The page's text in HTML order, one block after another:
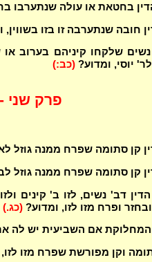
בחטאת או עולה שנתערבו
חובה שנתערבה זו בזו
שלקחו קיניהם בערוב או
לר' יוסי, ומדוע? (כב:)
פרק שני
קן סתומה שפרח ממנה גוזל
קן סתומה שפרח ממנה גוזל
דב' נשים, לזו ב' קינים
ובחזר ופרח מזו לזו, ומדוע? (כג.)
אם השביעית יש לה
וקן מפורשת שפרח מזו